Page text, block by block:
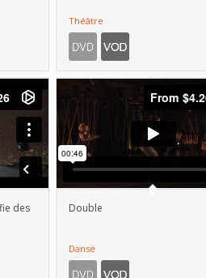
Théâtre
des
Double
Danse